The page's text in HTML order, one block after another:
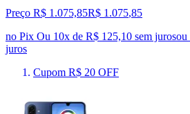
Preço R$ 1.075,85R$ 1.075,85
no Pix Ou 10x de R$ 125,10 sem jurosou
juros
Cupom R$ 20 OFF